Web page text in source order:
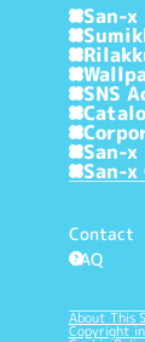
San-x
SNS
San-x
San-x
Contact
?
FAQ
About This
Copyright